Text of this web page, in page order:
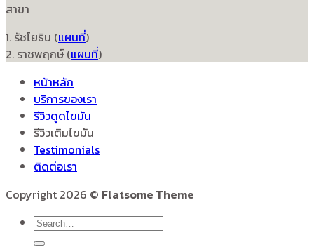
สาขา
1. รัชโยธิน (แผนที่)
2. ราชพฤกษ์ (แผนที่)
หน้าหลัก
บริการของเรา
รีวิวดูดไขมัน
รีวิวเติมไขมัน
Testimonials
ติดต่อเรา
Copyright 2026 © Flatsome Theme